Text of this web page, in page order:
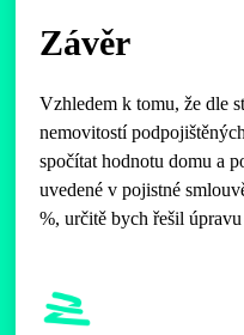
Závěr
Vzhledem k tomu, že dle
nemovitostí
spočítat hodnotu domu a
uvedené v pojistné
%, určitě bych řešil